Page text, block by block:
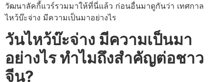
วัฒนาลัคกี้แวร์รวมมาให้ที่นี่แล้ว ก่อนอื่นมาดูกันว่า เทศกาล
ไหว้บ๊ะจ่าง มีความเป็นมาอย่างไร
วันไหว้บ๊ะจ่าง มีความเป็นมา
อย่างไร ทำไมถึงสำคัญต่อชาว
จีน?